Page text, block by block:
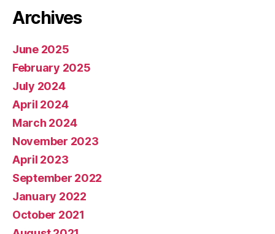
Archives
June 2025
February 2025
July 2024
April 2024
March 2024
November 2023
April 2023
September 2022
January 2022
October 2021